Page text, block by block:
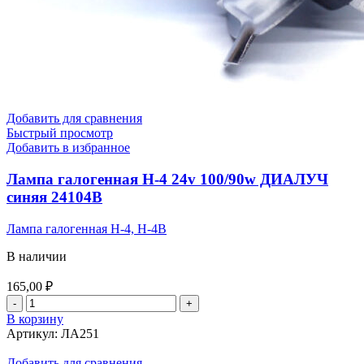
Добавить для сравнения
Быстрый просмотр
Добавить в избранное
Лампа галогенная Н-4 24v 100/90w ДИАЛУЧ
синяя 24104B
Лампа галогенная Н-4, H-4B
В наличии
165,00 ₽
Количество
товара
Лампа
галогенная
Н-4
В корзину
Артикул: ЛА251